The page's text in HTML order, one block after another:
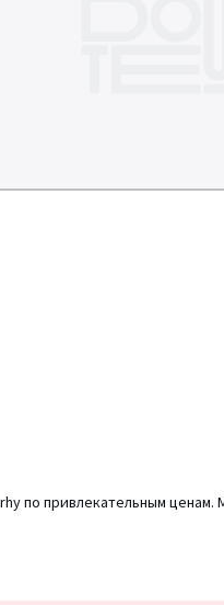
по привлекательным